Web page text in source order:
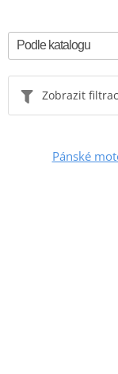
Zobrazit
Pánské